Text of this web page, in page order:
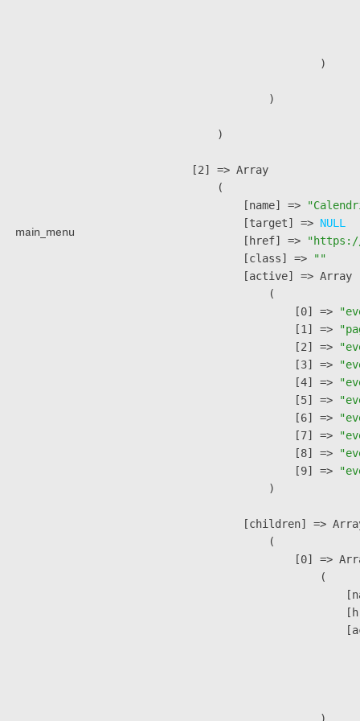
main_menu
                        )
                )
        )
    [2] => Array
        (
            [name] =>
            [target] =>
NULL
            [href] =>
            [class] =>
""
            [active] => Array
                (
                    [0] =>
                    [1] =>
                    [2] =>
                    [3] =>
                    [4] =>
                    [5] =>
                    [6] =>
                    [7] =>
                    [8] =>
                    [9] =>
                )
[children] =>
                (
[0] =>
                        (
                        )